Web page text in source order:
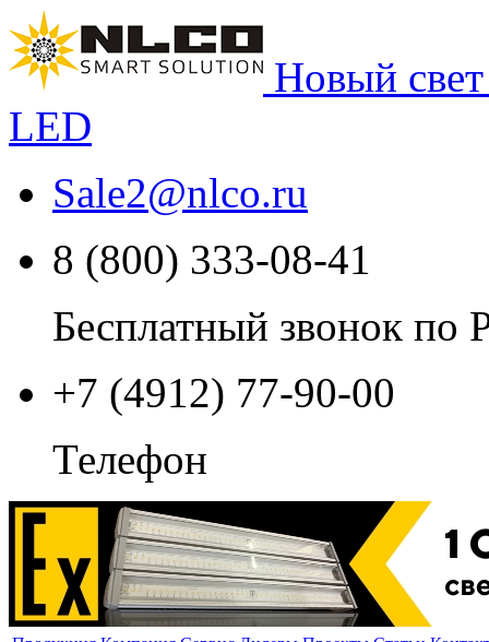
Новый
LED
Sale2@nlco.ru
8 (800) 333-08-41
Бесплатный звонок по
+7 (4912) 77-90-00
Телефон